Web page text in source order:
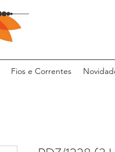
Fios e Correntes